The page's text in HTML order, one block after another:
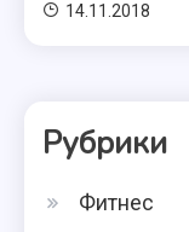
14.11.2018
Рубрики
Фитнес